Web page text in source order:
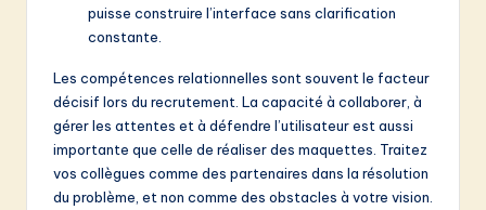
puisse construire l’interface sans clarification
constante.
Les compétences relationnelles sont souvent le facteur
décisif lors du recrutement. La capacité à collaborer, à
gérer les attentes et à défendre l’utilisateur est aussi
importante que celle de réaliser des maquettes. Traitez
vos collègues comme des partenaires dans la résolution
du problème, et non comme des obstacles à votre vision.